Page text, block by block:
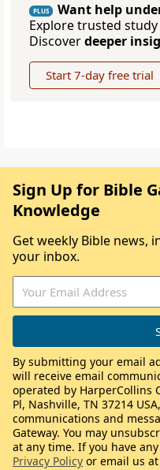
PLUS
Want help
Explore trusted
Discoverdeeper
Start 7-day free trial
Sign Up for Bible
Knowledge
Get weekly Bible news,
your inbox.
By submitting your email
will receive email
operated by HarperCollins
Pl, Nashville, TN 37214
communications and
Gateway. You may
at any time. If you have
Privacy Policy or email us at